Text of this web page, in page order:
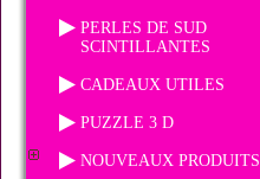
PERLES DE SUD
SCINTILLANTES
CADEAUX UTILES
PUZZLE 3 D
NOUVEAUX PRODUITS